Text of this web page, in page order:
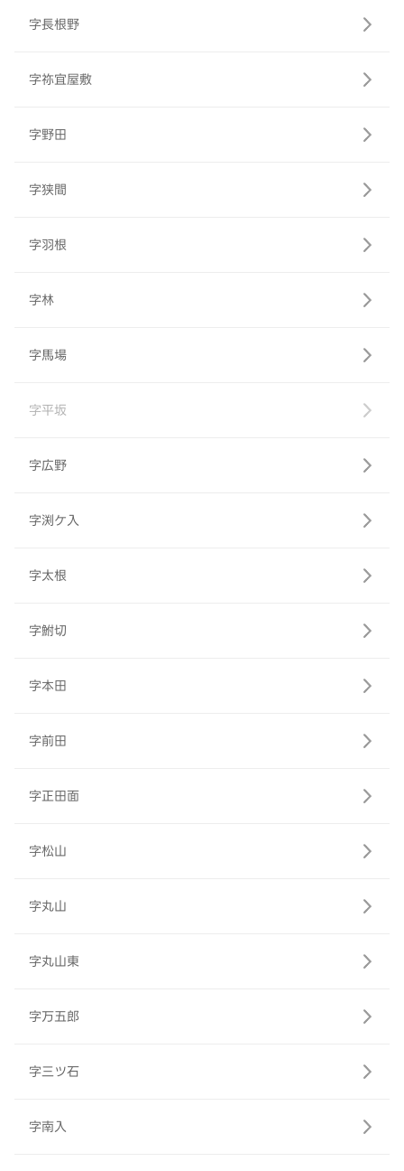
字長根野
字祢宜屋敷
字野田
字狭間
字羽根
字林
字馬場
字平坂
字広野
字渕ケ入
字太根
字鮒切
字本田
字前田
字正田面
字松山
字丸山
字丸山東
字万五郎
字三ツ石
字南入